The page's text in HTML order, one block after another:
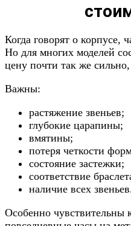
Когда говорят о корпусе,
Но для многих моделей
цену почти так же
Важны:
растяжение звеньев;
глубокие царапины;
вмятины;
потеря четкости
состояние застежки;
соответствие
наличие всех
Особенно чувствительны